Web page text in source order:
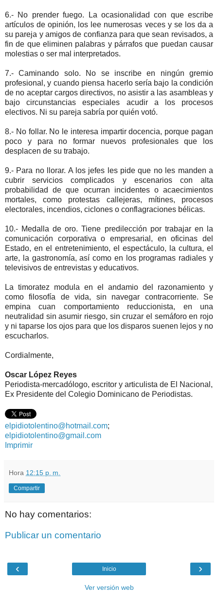
6.- No prender fuego. La ocasionalidad con que escribe
artículos de opinión, los lee numerosas veces y se los da a
su pareja y amigos de confianza para que sean revisados, a
fin de que eliminen palabras y párrafos que puedan causar
molestias o ser mal interpretados.
7.- Caminando solo. No se inscribe en ningún gremio
profesional, y cuando piensa hacerlo sería bajo la condición
de no aceptar cargos directivos, no asistir a las asambleas y
bajo circunstancias especiales acudir a los procesos
electivos. Ni su pareja sabría por quién votó.
8.- No follar. No le interesa impartir docencia, porque pagan
poco y para no formar nuevos profesionales que los
desplacen de su trabajo.
9.- Para no llorar. A los jefes les pide que no les manden a
cubrir servicios complicados y escenarios con alta
probabilidad de que ocurran incidentes o acaecimientos
mortales, como protestas callejeras, mítines, procesos
electorales, incendios, ciclones o conflagraciones bélicas.
10.- Medalla de oro. Tiene predilección por trabajar en la
comunicación corporativa o empresarial, en oficinas del
Estado, en el entretenimiento, el espectáculo, la cultura, el
arte, la gastronomía, así como en los programas radiales y
televisivos de entrevistas y educativos.
La timoratez modula en el andamio del razonamiento y
como filosofía de vida, sin navegar contracorriente. Se
empina cuan comportamiento reduccionista, en una
neutralidad sin asumir riesgo, sin cruzar el semáforo en rojo
y ni taparse los ojos para que los disparos suenen lejos y no
escucharlos.
Cordialmente,
Oscar López Reyes
Periodista-mercadólogo, escritor y articulista de El Nacional,
Ex Presidente del Colegio Dominicano de Periodistas.
elpidiotolentino@hotmail.com;
elpidiotolentino@gmail.com
Imprimir
Hora 12:15 p. m.
Compartir
No hay comentarios:
Publicar un comentario
‹ ›
Inicio
Ver versión web